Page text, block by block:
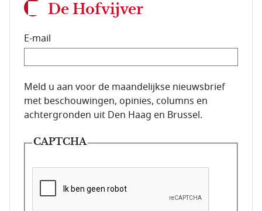
De Hofvijver
E-mail
E-mailadres van de abonnee.
Meld u aan voor de maandelijkse nieuwsbrief
met beschouwingen, opinies, columns en
achtergronden uit Den Haag en Brussel.
CAPTCHA